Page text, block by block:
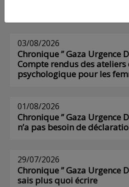
03/08/2026
Chronique ” Gaza Urgence
Compte rendus des ateliers
psychologique pour les
01/08/2026
Chronique ” Gaza Urgence
n’a pas besoin de
29/07/2026
Chronique ” Gaza Urgence
sais plus quoi écrire